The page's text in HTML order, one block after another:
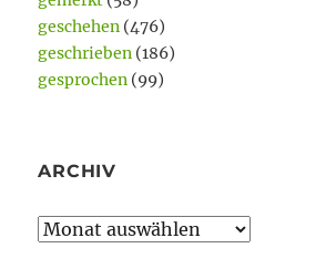
geschehen (476)
geschrieben (186)
gesprochen (99)
ARCHIV
Archiv